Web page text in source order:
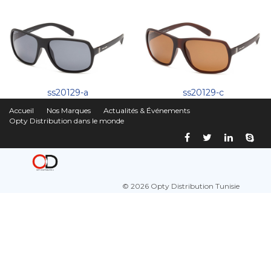
ss20129-a ss20129-c
Accueil Nos Marques
Actualités & Événements
Opty Distribution dans le monde
© 2026 Opty Distribution Tunisie